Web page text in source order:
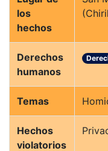
los
hechos
Derechos
humanos
Temas
Hechos
violatorios